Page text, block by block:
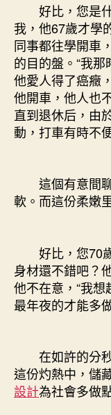
好比，您是什
我，他67歲才學
同事都往學開車
的目的盤。“我
他愛人得了癌癥
他開車，他人也
直到退休后，由
動，打車有時不
這個有意間聊
軟。而這份柔嫩
好比，您70歲
身材還不錯吧？
他不在意，“我
最年夜的才能多
在如許的分秒
這份灼熱中，儲
設計為社會多做